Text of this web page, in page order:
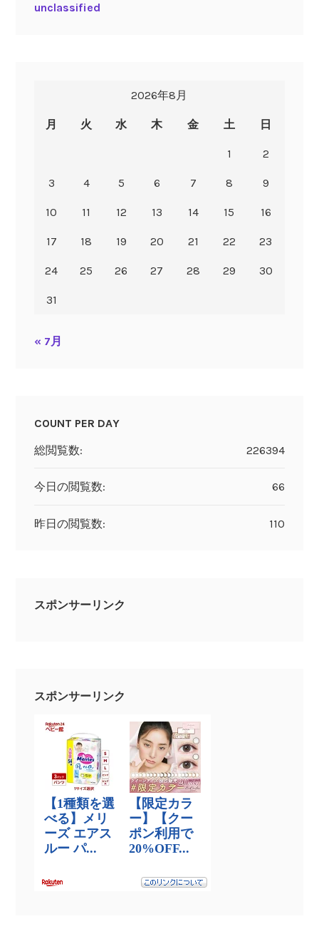
unclassified
2026年8月
月 火 水 木 金 土 日
1 2
3 4 5 6 7 8 9
10 11 12 13 14 15 16
17 18 19 20 21 22 23
24 25 26 27 28 29 30
31
« 7月
COUNT PER DAY
226394
総閲覧数:
66
今日の閲覧数:
110
昨日の閲覧数:
スポンサーリンク
スポンサーリンク